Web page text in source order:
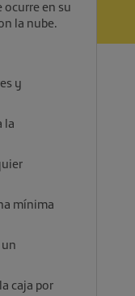
en su
la nube.
y
la
mínima
caja por